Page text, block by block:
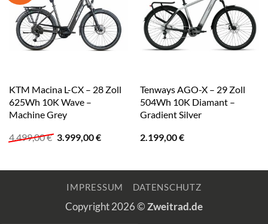
KTM Macina L-CX – 28 Zoll
625Wh 10K Wave –
Machine Grey
4.499,00€ Ursprünglicher
3.999,00€Aktueller
Tenways AGO-X – 29 Zoll
504Wh 10K Diamant –
Gradient Silver
2.199,00€
IMPRESSUM DATENSCHUTZ
Copyright 2026 ©Zweitrad.de